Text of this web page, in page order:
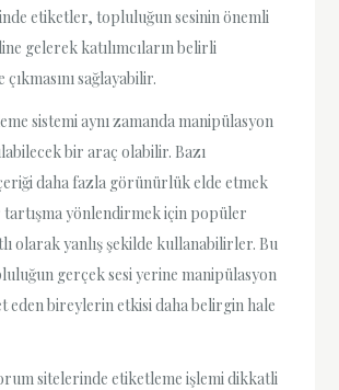
etiketler, topluluğun sesinin önemli
gelerek katılımcıların belirli
sağlayabilir.
sistemi aynı zamanda manipülasyon
bir araç olabilir. Bazı
daha fazla görünürlük elde etmek
tartışma yönlendirmek için popüler
olarak yanlış şekilde kullanabilirler. Bu
gerçek sesi yerine manipülasyon
eden bireylerin etkisi daha belirgin hale
sitelerinde etiketleme işlemi dikkatli